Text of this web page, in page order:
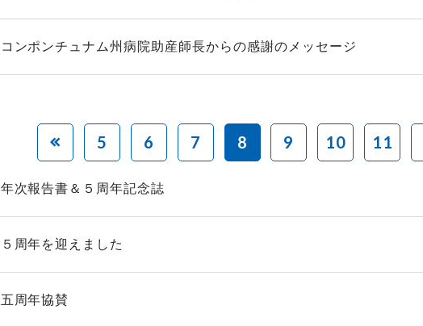
コンポンチュナム州病院助産師長からの感謝のメッセージ
5 6 7 8 9 10 11
年次報告書＆５周年記念誌
５周年を迎えました
五周年協賛